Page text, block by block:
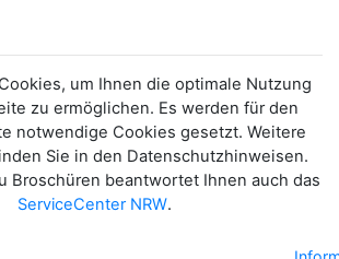
um Ihnen die optimale Nutzung
zu ermöglichen. Es werden für den
notwendige Cookies gesetzt. Weitere
Sie in den Datenschutzhinweisen.
Broschüren beantwortet Ihnen auch das
ServiceCenter NRW.